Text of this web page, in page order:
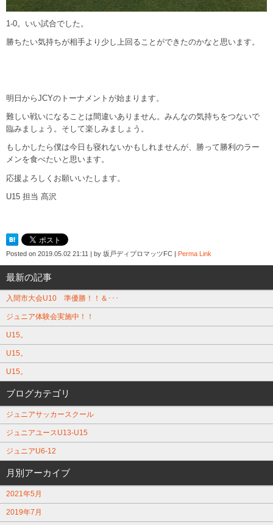
1-0。いい試合でした。
勝ちたい気持ちが相手より少し上回ることができたのかなと思います。
明日からJCYのトーナメントが始まります。
難しい戦いになることは間違いありません。みんなの気持ちをつないで
臨みましょう。そして楽しみましょう。
もしかしたら僕は今日も寝れないかもしれませんが、勝って勝利のラー
メンを食べたいと思います。
応援よろしくお願いいたします。
U15 担当 髙沢
Posted on 2019.05.02 21:11 by 坂戸ディプロマッツFC Perma Link
最新の記事
入間市大会U10 準優勝！！＆･･･
ジュニア体験会実施中！！
U15。
U15。
U15。
ブログカテゴリ
ジュニアサッカースクール
ジュニアユースU13-U15
ジュニアU6-12
月別アーカイブ
2021年5月
2019年7月